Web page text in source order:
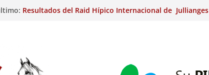
Resultados del Raid Hípico Internacional de Jullianges
Caballos Jóvenes de Raid.
Raid Hípico Eladina Kung (Badajoz).